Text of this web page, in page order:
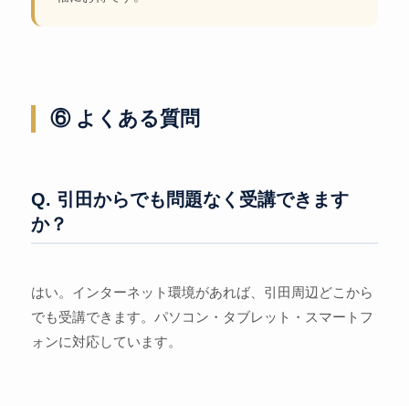
⑥ よくある質問
Q. 引田からでも問題なく受講できます
か？
はい。インターネット環境があれば、引田周辺どこから
でも受講できます。パソコン・タブレット・スマートフ
ォンに対応しています。